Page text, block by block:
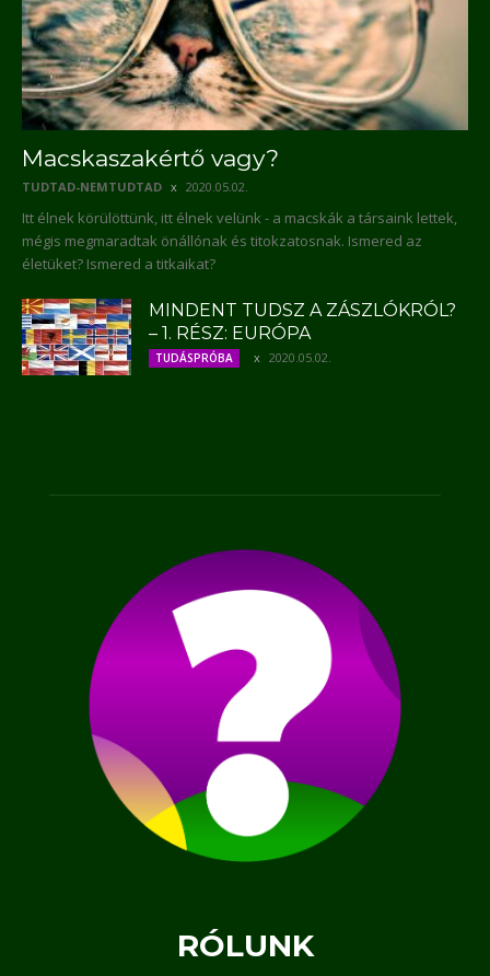
Macskaszakértő vagy?
TUDTAD-NEMTUDTAD 2020.05.02.
Itt élnek körülöttünk, itt élnek velünk - a macskák a társaink lettek,
mégis megmaradtak önállónak és titokzatosnak. Ismered az
életüket? Ismered a titkaikat?
MINDENT TUDSZ A ZÁSZLÓKRÓL?
– 1. RÉSZ: EURÓPA
TUDÁSPRÓBA 2020.05.02.
RÓLUNK